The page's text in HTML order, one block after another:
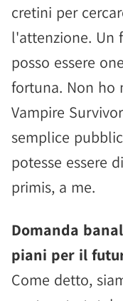
cretini per
l'attenzione. Un
posso essere
fortuna. Non ho
Vampire
semplice
potesse essere
primis, a me.
Domanda
piani per il
Come detto,